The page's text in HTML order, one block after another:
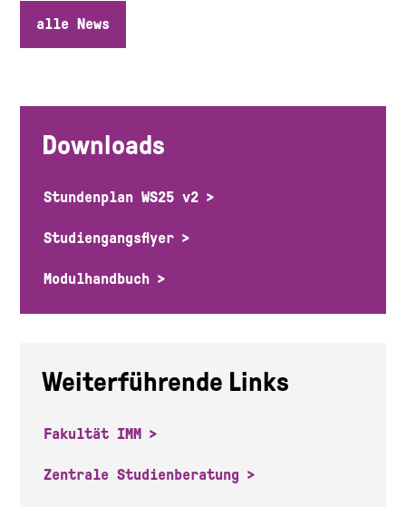
alle News
Downloads
Stundenplan WS25 v2
Studiengangsflyer
Modulhandbuch
Weiterführende Links
Fakultät IMM
Zentrale Studienberatung